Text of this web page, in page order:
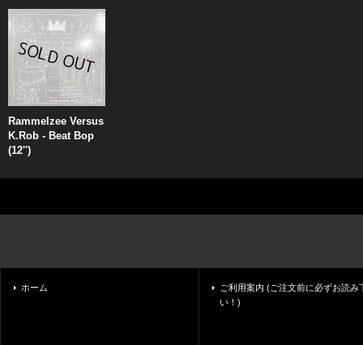
Rammelzee Versus
K.Rob - Beat Bop
(12'')
ホーム
ご利用案内 (ご注文前に必ずお読み
い！)